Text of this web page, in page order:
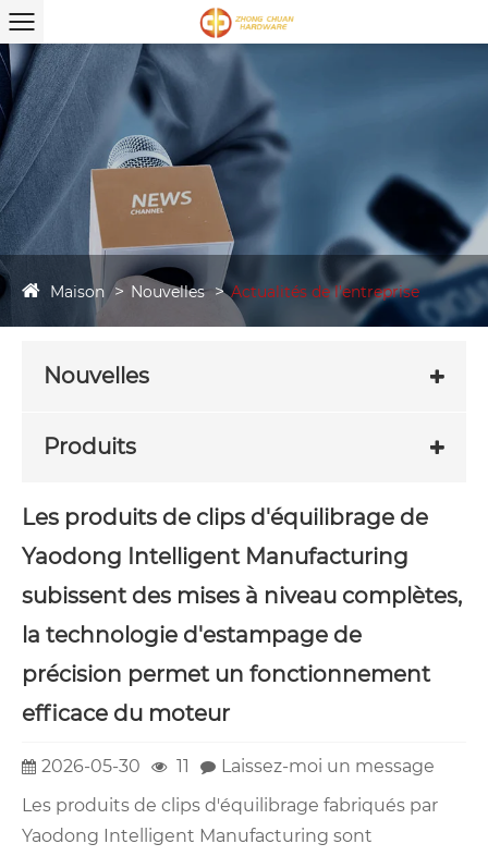
Maison Nouvelles Actualités de l'entreprise
Nouvelles
Produits
Les produits de clips d'équilibrage de
Yaodong Intelligent Manufacturing
subissent des mises à niveau complètes,
la technologie d'estampage de
précision permet un fonctionnement
efficace du moteur
2026-05-30 11
Laissez-moi un message
Les produits de clips d'équilibrage fabriqués par
Yaodong Intelligent Manufacturing sont